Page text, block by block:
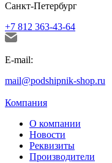
Санкт-Петербург
+7 812 363-43-64
E-mail:
mail@podshipnik-shop.ru
Компания
О компании
Новости
Реквизиты
Производители